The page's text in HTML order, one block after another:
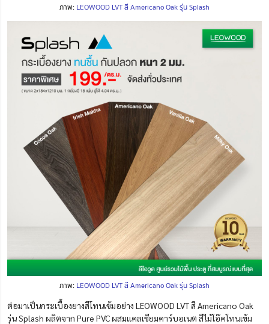
ภาพ: LEOWOOD LVT สี Americano Oak รุ่น Splash
ภาพ: LEOWOOD LVT สี Americano Oak รุ่น Splash
ต่อมาเป็นกระเบื้องยางสีโทนเข้มอย่าง LEOWOOD LVT สี Americano Oak
รุ่น Splash ผลิตจาก Pure PVC ผสมแคลเซียมคาร์บอเนต สีไม้โอ๊คโทนเข้ม